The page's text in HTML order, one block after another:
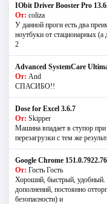
IObit Driver Booster Pro
От: coliza
У данной проги есть два
ноутбуки от стационарных
2
Advanced SystemCare
От: And
СПАСИБО!!
Dose for Excel 3.6.7
От: Skipper
Машина впадает в ступор
перезагрузки с тем же
Google Chrome 151.0.7922.76
От: Гость Гость
Хороший, быстрый, удобный.
дополнений, постоянно
безопасности) и